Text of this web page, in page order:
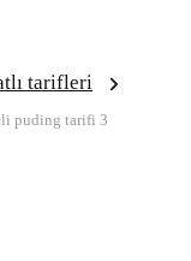
tarifleri
puding tarifi 3